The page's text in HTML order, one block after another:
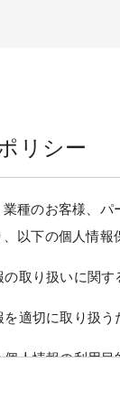
リシー
種のお客様、
以下の個人情報
取り扱いに関
適切に取り扱
人情報の利用